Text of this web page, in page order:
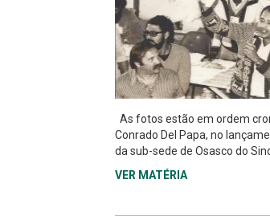
As fotos estão em ordem
Conrado Del Papa, no
da sub-sede de Osasco do
VER MATÉRIA